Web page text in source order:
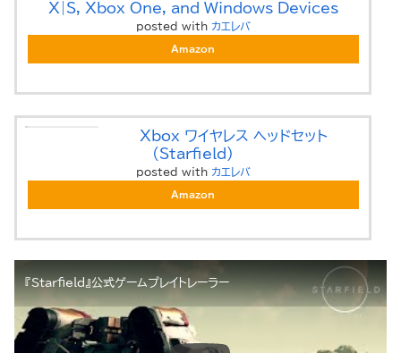
X|S, Xbox One, and Windows Devices
posted with カエレバ
Amazon
Xbox ワイヤレス ヘッドセット
(Starfield)
posted with カエレバ
Amazon
『Starfield』公式ゲームプレイトレーラー